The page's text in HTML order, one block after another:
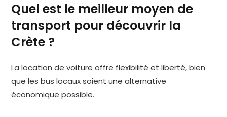
Quel est le meilleur moyen de
transport pour découvrir la
Crète ?
La location de voiture offre flexibilité et liberté, bien
que les bus locaux soient une alternative
économique possible.